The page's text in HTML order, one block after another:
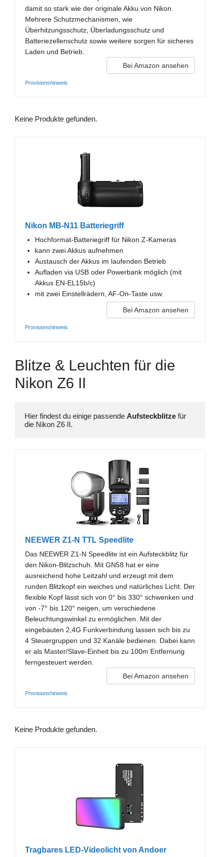
damit so stark wie der originale Akku von Nikon.
Mehrere Schutzmechanismen, wie
Überhitzungsschutz, Überladungsschutz und
Batteriezellenschutz sowie weitere sorgen für sicheres
Laden und Betrieb.
Bei Amazon ansehen
Provisionshinweis
Keine Produkte gefunden.
Nikon MB-N11 Batteriegriff
Hochformat-Batteriegriff für Nikon Z-Kameras
kann zwei Akkus aufnehmen
Austausch der Akkus im laufenden Betrieb
Aufladen via USB oder Powerbank möglich (mit
Akkus EN-EL15b/c)
mit zwei Einstellrädern, AF-On-Taste usw.
Bei Amazon ansehen
Provisionshinweis
Blitze & Leuchten für die
Nikon Z6 II
Hier findest du einige passende Aufsteckblitze für
die Nikon Z6 II.
NEEWER Z1-N TTL Speedlite
Das NEEWER Z1-N Speedlite ist ein Aufsteckblitz für
den Nikon-Blitzschuh. Mit GN58 hat er eine
ausreichend hohe Leitzahl und erzeugt mit dem
runden Blitzkopf ein weiches und natürliches Licht. Der
flexible Kopf lässt sich von 0° bis 330° schwenken und
von -7° bis 120° neigen, um verschiedene
Beleuchtungswinkel zu ermöglichen. Mit der
eingebauten 2,4G Funkverbindung lassen sich bis zu
4 Steuergruppen und 32 Kanäle bedienen. Dabei kann
er als Master/Slave-Einheit bis zu 100m Entfernung
ferngesteuert werden.
Bei Amazon ansehen
Provisionshinweis
Keine Produkte gefunden.
Tragbares LED-Videolicht von Andoer